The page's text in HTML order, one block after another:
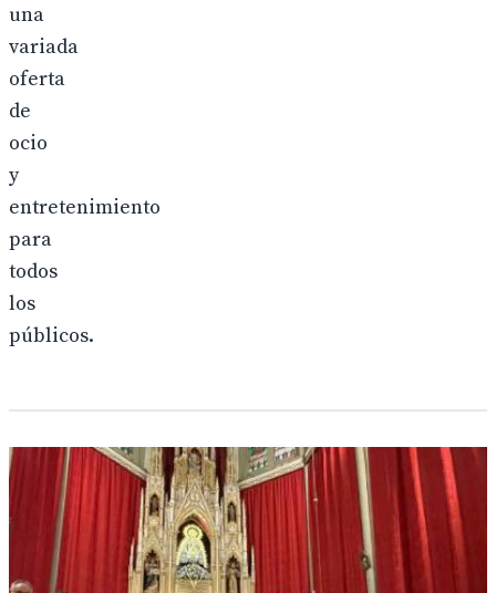
una
variada
oferta
de
ocio
y
entretenimiento
para
todos
los
públicos.